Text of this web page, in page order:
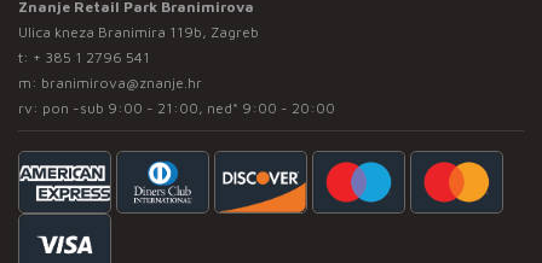
Znanje Retail Park Branimirova
Ulica kneza Branimira 119b, Zagreb
t: + 385 1 2796 541
m: branimirova@znanje.hr
rv: pon -sub 9:00 - 21:00, ned* 9:00 - 20:00